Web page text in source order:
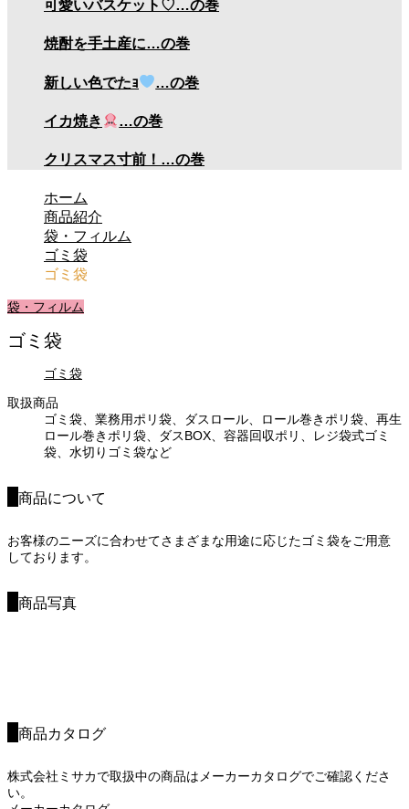
可愛いバスケット♡…の巻
焼酎を手土産に…の巻
新しい色でたｮ …の巻
イカ焼き …の巻
クリスマス寸前！…の巻
ホーム
商品紹介
袋・フィルム
ゴミ袋
ゴミ袋
袋・フィルム
ゴミ袋
ゴミ袋
取扱商品
ゴミ袋、業務用ポリ袋、ダスロール、ロール巻きポリ袋、再生
ロール巻きポリ袋、ダスBOX、容器回収ポリ、レジ袋式ゴミ
袋、水切りゴミ袋など
商品について
お客様のニーズに合わせてさまざまな用途に応じたゴミ袋をご用意
しております。
商品写真
商品カタログ
株式会社ミサカで取扱中の商品はメーカーカタログでご確認くださ
い。